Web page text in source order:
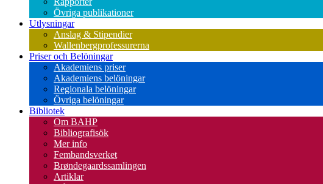
Övriga publikationer
Utlysningar
Anslag & Stipendier
Wallenbergprofessurerna
Priser och Belöningar
Akademiens priser
Akademiens belöningar
Regionala belöningar
Övriga belöningar
Bibliotek
Om BAHP
Bibliografisök
Mer info
Fembandsverket
Brøndegaardssamlingen
Artiklar